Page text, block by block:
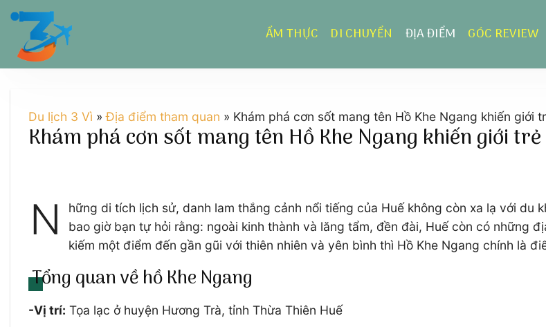
Chuyển
dung
ẨM THỰC DI CHUYỂN ĐỊA ĐIỂM GÓC REVIEW
Du lịch 3 Vì »Địa điểm tham quan » Khám phá cơn sốt mang tên Hồ Khe Ngang khiến giới
Khám phá cơn sốt mang tên Hồ Khe Ngang khiến giới
N
hững di tích lịch sử, danh lam thắng cảnh nổi tiếng của Huế không còn xa lạ với
bao giờ bạn tự hỏi rằng: ngoài kinh thành và lăng tẩm, đền đài, Huế còn có những
kiếm một điểm đến gần gũi với thiên nhiên và yên bình thì Hồ Khe Ngang chính là
Tổng quan về hồ Khe Ngang
-Vị trí: Tọa lạc ở huyện Hương Trà, tỉnh Thừa Thiên Huế